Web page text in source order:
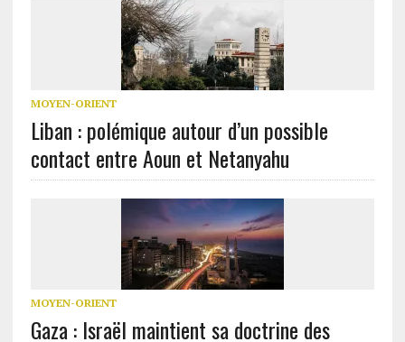
MOYEN-ORIENT
Liban : polémique autour d’un possible
contact entre Aoun et Netanyahu
MOYEN-ORIENT
Gaza : Israël maintient sa doctrine des